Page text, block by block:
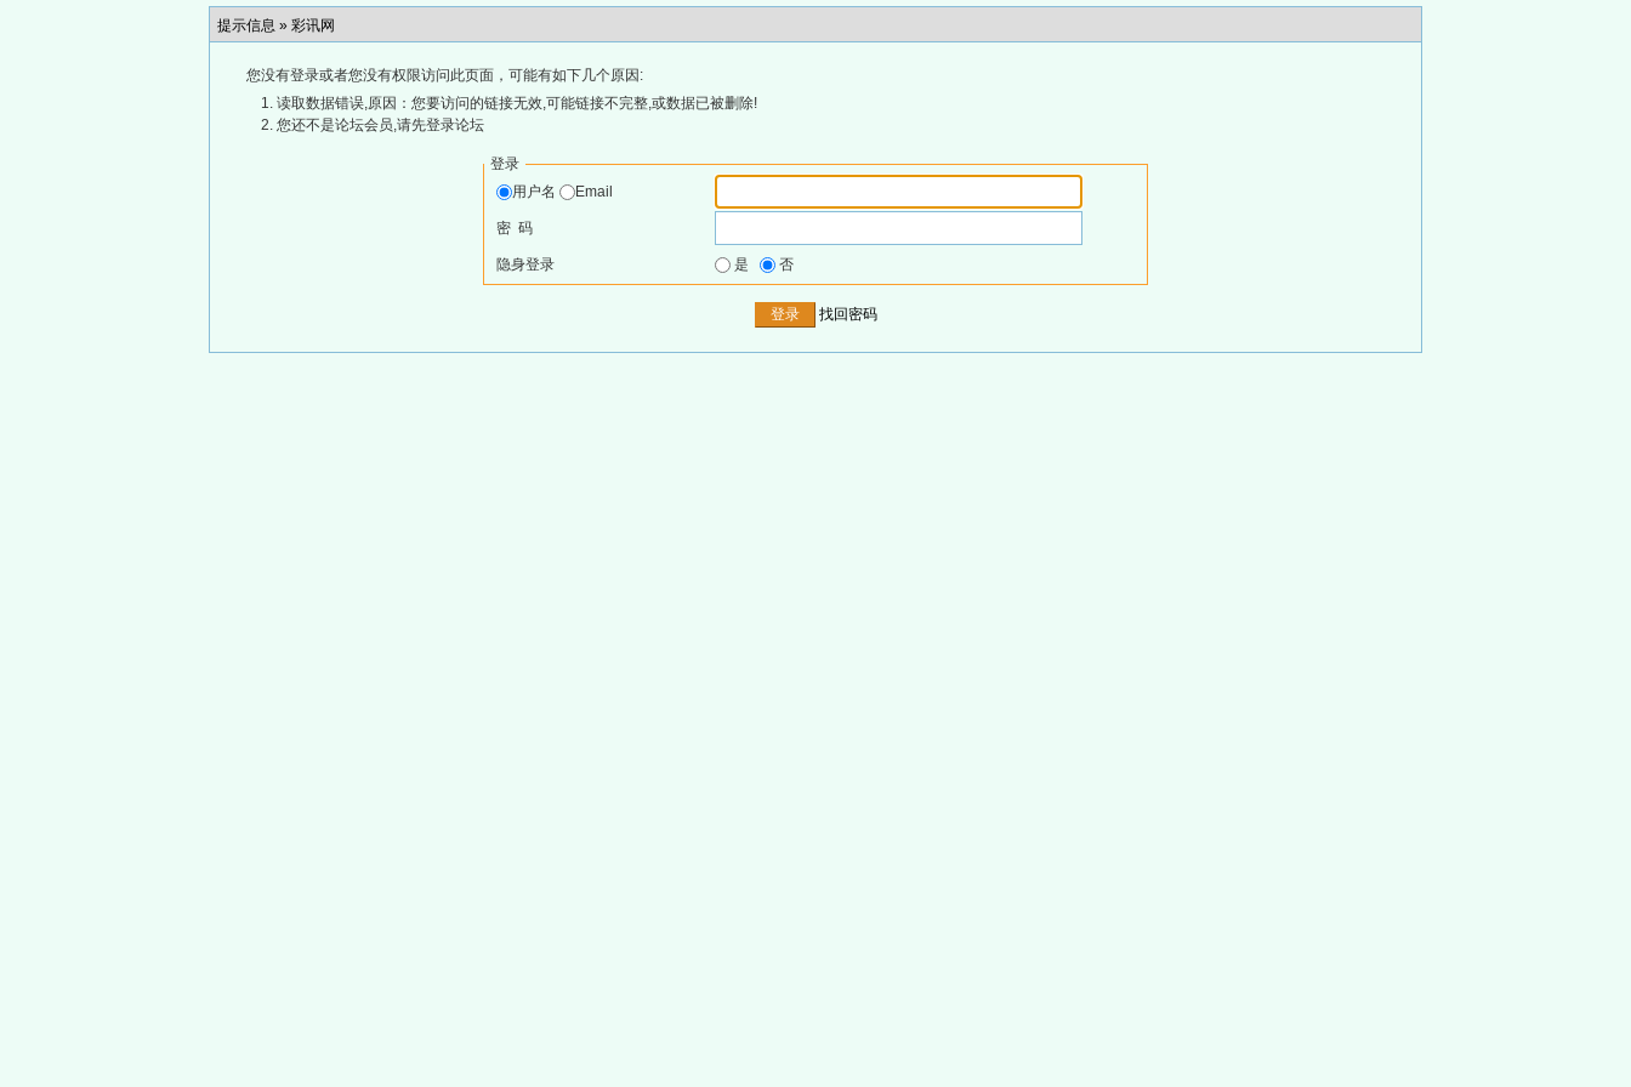
提示信息 » 彩讯网
您没有登录或者您没有权限访问此页面，可能有如下几个原因:
读取数据错误,原因：您要访问的链接无效,可能链接不完整,或数据已被删除!
您还不是论坛会员,请先登录论坛
登录
用户名
Email
密 码
隐身登录 是 否
找回密码